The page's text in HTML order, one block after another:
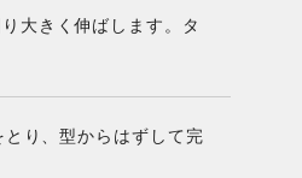
大きく伸ばします。タ
り、型からはずして完